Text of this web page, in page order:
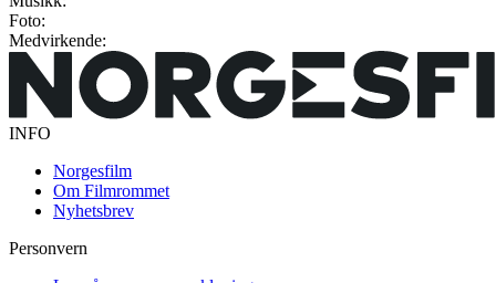
Foto:
Medvirkende:
INFO
Norgesfilm
Om Filmrommet
Nyhetsbrev
Personvern